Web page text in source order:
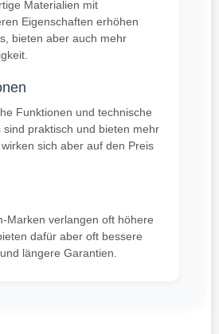
Materialien mit
Eigenschaften erhöhen
bieten aber auch mehr
Funktionen und technische
sind praktisch und bieten mehr
sich aber auf den Preis
Marken verlangen oft höhere
dafür aber oft bessere
längere Garantien.